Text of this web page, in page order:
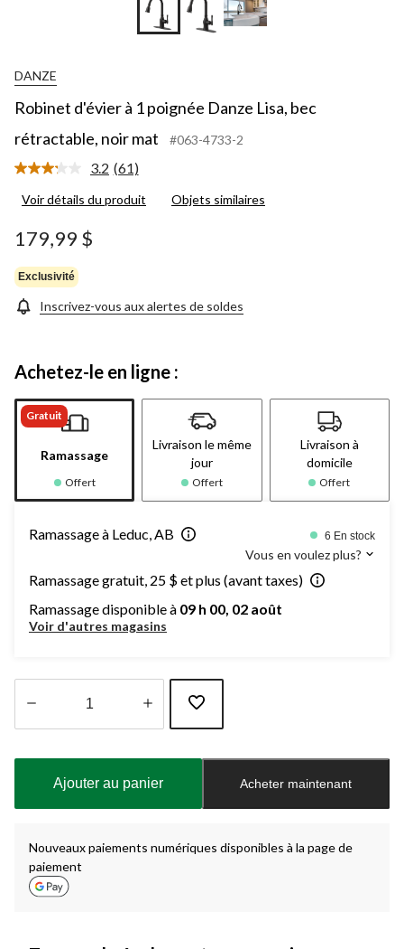
DANZE
Robinet d'évier à 1 poignée Danze Lisa, bec
rétractable, noir mat
#063-4733-2
3.2 Lire
61
(61)
Voir détails du produit Objets similaires
179,99 $
Exclusivité
Inscrivez-vous aux alertes de soldes
Achetez-le en ligne :
Gratuit
Ramassage
Offert
Livraison le même
jour
Offert
Livraison à
domicile
Offert
Ramassage à Leduc, AB 6 En stock
Vous en voulez plus?
Ramassage gratuit, 25 $ et plus (avant taxes)
Ramassage disponible à 09 h 00, 02 août
Voir d'autres magasins
à
Ajouter au panier Acheter maintenant
Nouveaux paiements numériques disponibles à la page de
paiement